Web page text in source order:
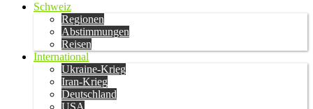
Schweiz
Regionen
Abstimmungen
Reisen
International
Ukraine-Krieg
Iran-Krieg
Deutschland
USA